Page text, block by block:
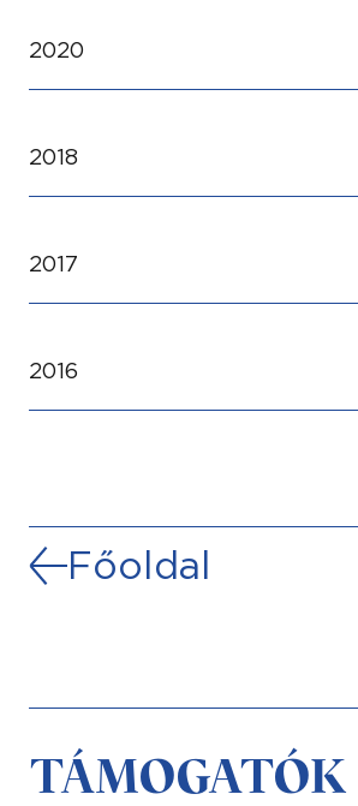
2020
2018
2017
2016
Főoldal
TÁMOGATÓK